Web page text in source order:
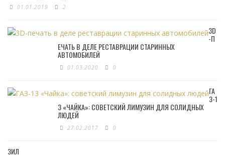
01.01.2019 2
3D
-П
ЕЧАТЬ В ДЕЛЕ РЕСТАВРАЦИИ СТАРИННЫХ
АВТОМОБИЛЕЙ
01.03.2020 0
ГА
З-1
3 «ЧАЙКА»: СОВЕТСКИЙ ЛИМУЗИН ДЛЯ СОЛИДНЫХ
ЛЮДЕЙ
27.02.2017 0
ЗИЛ